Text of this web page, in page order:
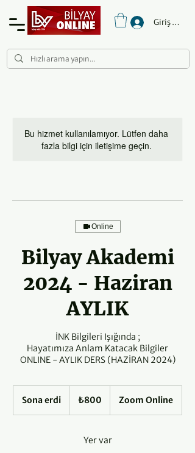
Giriş Yap
Bu hizmet kullanılamıyor. Lütfen daha
fazla bilgi için iletişime geçin.
Online
Bilyay Akademi
2024 - Haziran
AYLIK
İNK Bilgileri Işığında ;
Hayatımıza Anlam Katacak Bilgiler
ONLINE - AYLIK DERS (HAZİRAN 2024)
Sona erdi
Türk
lirası₺800 Zoom Online
Yer var